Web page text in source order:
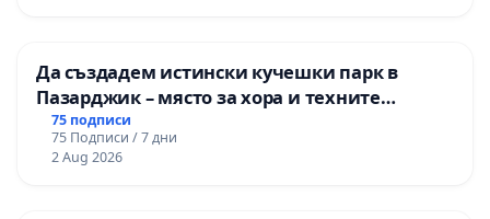
Да създадем истински кучешки парк в
Пазарджик – място за хора и техните
любимци
75 подписи
75 Подписи / 7 дни
2 Aug 2026